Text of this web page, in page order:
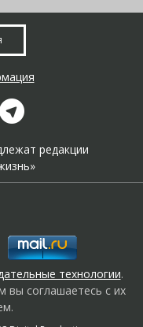
редакции
технологии.
вы соглашаетесь с их